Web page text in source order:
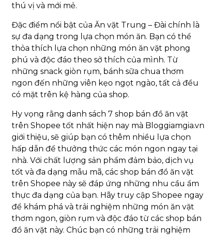
thú vị và mới mẻ.
Đặc điểm nổi bật của Ăn vặt Trung – Đài chính là
sự đa dạng trong lựa chọn món ăn. Bạn có thể
thỏa thích lựa chọn những món ăn vặt phong
phú và độc đáo theo sở thích của mình. Từ
những snack giòn rụm, bánh sữa chua thơm
ngon đến những viên kẹo ngọt ngào, tất cả đều
có mặt trên kệ hàng của shop.
Hy vọng rằng danh sách 7 shop bán đồ ăn vặt
trên Shopee tốt nhất hiện nay mà Bloggiamgia.vn
giới thiệu, sẽ giúp bạn có thêm nhiều lựa chọn
hấp dẫn để thưởng thức các món ngon ngay tại
nhà. Với chất lượng sản phẩm đảm bảo, dịch vụ
tốt và đa dạng mẫu mã, các shop bán đồ ăn vặt
trên Shopee này sẽ đáp ứng những nhu cầu ẩm
thực đa dạng của bạn. Hãy truy cập Shopee ngay
để khám phá và trải nghiệm những món ăn vặt
thơm ngon, giòn rụm và độc đáo từ các shop bán
đồ ăn vặt này. Chúc bạn có những trải nghiệm